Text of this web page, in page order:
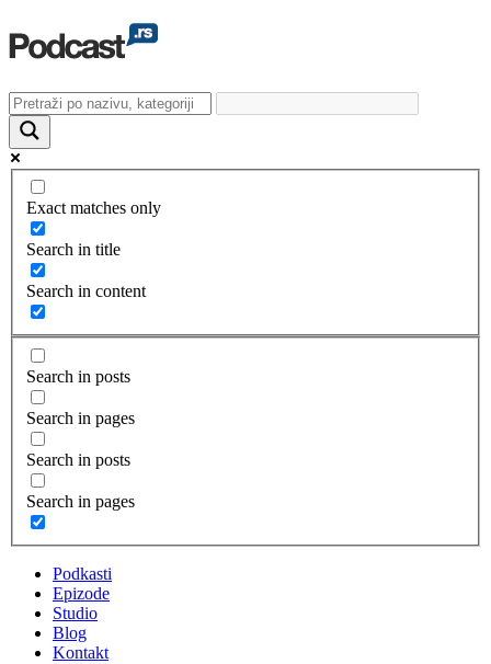
Exact matches only
Search in title
Search in content
Search in posts
Search in pages
Search in posts
Search in pages
Podkasti
Epizode
Studio
Blog
Kontakt